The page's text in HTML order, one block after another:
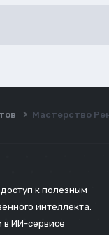
Мастерство
к полезным
интеллекта.
в ИИ-сервисе